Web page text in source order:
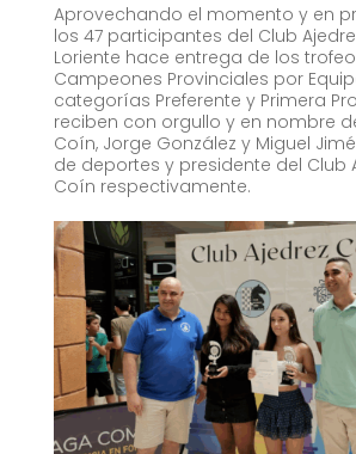
Aprovechando el momento y en
los 47 participantes del Club
Loriente hace entrega de los
Campeones Provinciales por
categorías Preferente y Primera
reciben con orgullo y en nombre
Coín, Jorge González y Miguel
de deportes y presidente del Club
Coín respectivamente.